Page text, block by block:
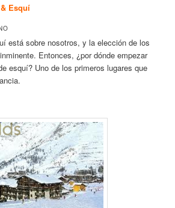
Esquí
está sobre nosotros, y la elección de los
Entonces, ¿por dónde empezar
esquí? Uno de los primeros lugares que